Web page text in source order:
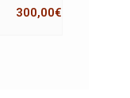
300,00€